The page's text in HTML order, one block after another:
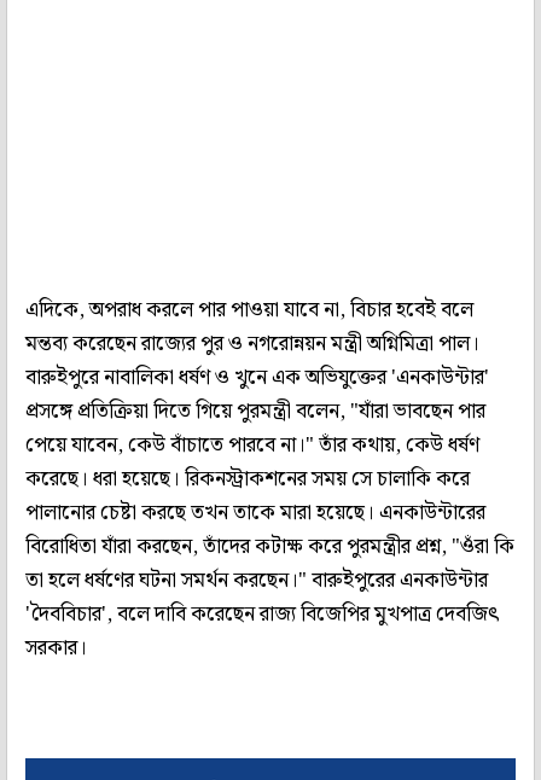
এদিকে, অপরাধ করলে পার পাওয়া যাবে না, বিচার হবেই বলে
মন্তব্য করেছেন রাজ্যের পুর ও নগরোন্নয়ন মন্ত্রী অগ্নিমিত্রা পাল।
বারুইপুরে নাবালিকা ধর্ষণ ও খুনে এক অভিযুক্তের 'এনকাউন্টার'
প্রসঙ্গে প্রতিক্রিয়া দিতে গিয়ে পুরমন্ত্রী বলেন, "যাঁরা ভাবছেন পার
পেয়ে যাবেন, কেউ বাঁচাতে পারবে না।" তাঁর কথায়, কেউ ধর্ষণ
করেছে। ধরা হয়েছে। রিকনস্ট্রাকশনের সময় সে চালাকি করে
পালানোর চেষ্টা করছে তখন তাকে মারা হয়েছে। এনকাউন্টারের
বিরোধিতা যাঁরা করছেন, তাঁদের কটাক্ষ করে পুরমন্ত্রীর প্রশ্ন, "ওঁরা কি
তা হলে ধর্ষণের ঘটনা সমর্থন করছেন।" বারুইপুরের এনকাউন্টার
'দৈববিচার', বলে দাবি করেছেন রাজ্য বিজেপির মুখপাত্র দেবজিৎ
সরকার।